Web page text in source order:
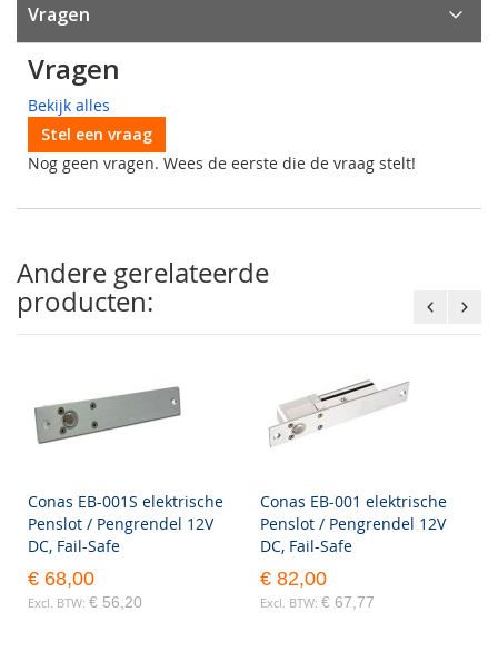
Vragen
Vragen
Bekijk alles
Stel een vraag
Nog geen vragen. Wees de eerste die de vraag stelt!
Andere gerelateerde
producten:
Conas EB-001S elektrische
Penslot / Pengrendel 12V
DC, Fail-Safe
€ 68,00
€ 56,20
Conas EB-001 elektrische
Penslot / Pengrendel 12V
DC, Fail-Safe
€ 82,00
€ 67,77